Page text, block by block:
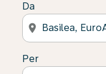
Da
location_on
Per